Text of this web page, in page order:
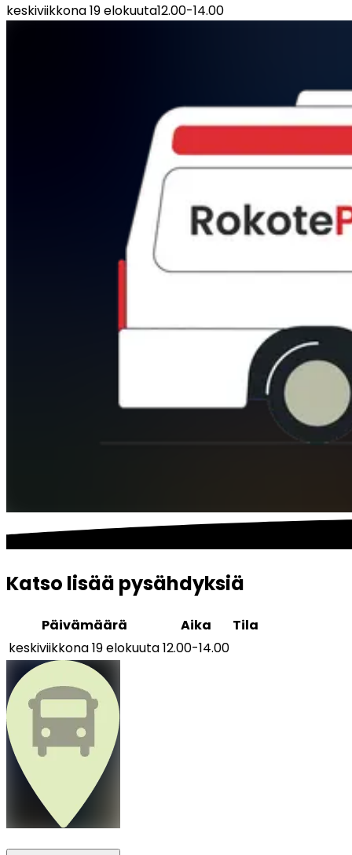
keskiviikkona 19 elokuuta12.00-14.00
Katso lisää pysähdyksiä
Päivämäärä Aika
Tila
keskiviikkona 19 elokuuta12.00-14.00